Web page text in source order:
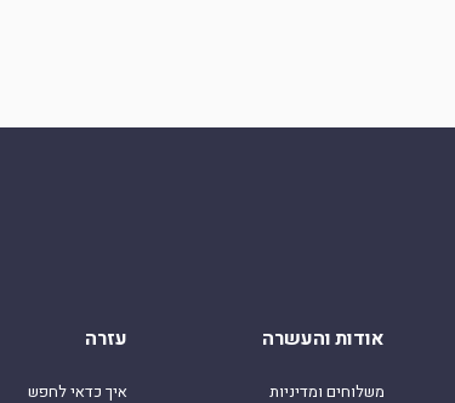
אודות והעשרה
משלוחים ומדיניות
עזרה
איך כדאי לחפש